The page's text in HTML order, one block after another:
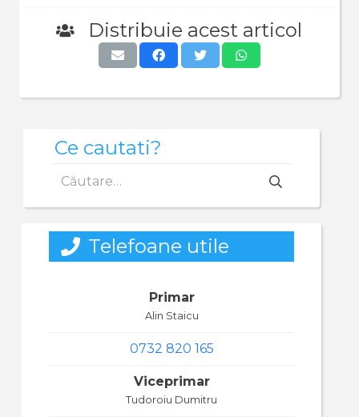
Distribuie acest articol
Ce cautati?
după:
Telefoane utile
Primar
Alin Staicu
0732 820 165
Viceprimar
Tudoroiu Dumitru